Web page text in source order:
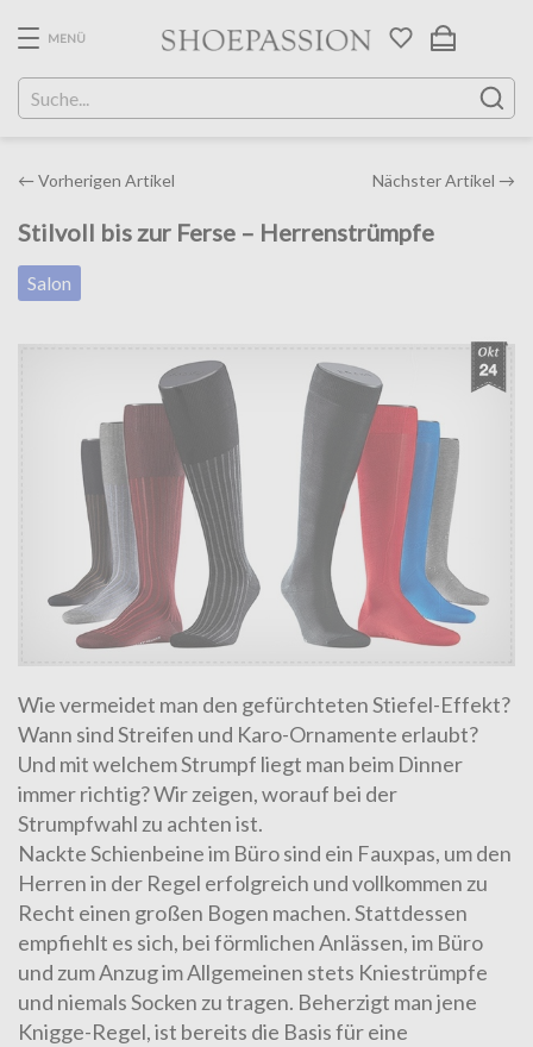
content
MENÜ
Post
← Vorherigen Artikel Nächster Artikel →
Stilvoll bis zur Ferse – Herrenstrümpfe
Salon
Wie vermeidet man den gefürchteten Stiefel-Effekt?
Wann sind Streifen und Karo-Ornamente erlaubt?
Und mit welchem Strumpf liegt man beim Dinner
immer richtig? Wir zeigen, worauf bei der
Strumpfwahl zu achten ist.
Nackte Schienbeine im Büro sind ein Fauxpas, um den
Herren in der Regel erfolgreich und vollkommen zu
Recht einen großen Bogen machen. Stattdessen
empfiehlt es sich, bei förmlichen Anlässen, im Büro
und zum Anzug im Allgemeinen stets Kniestrümpfe
und niemals Socken zu tragen. Beherzigt man jene
Knigge-Regel, ist bereits die Basis für eine